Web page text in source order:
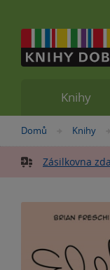
Nacházíte
zde:
Domů »
Knihy
Zásilkovna
Knihy